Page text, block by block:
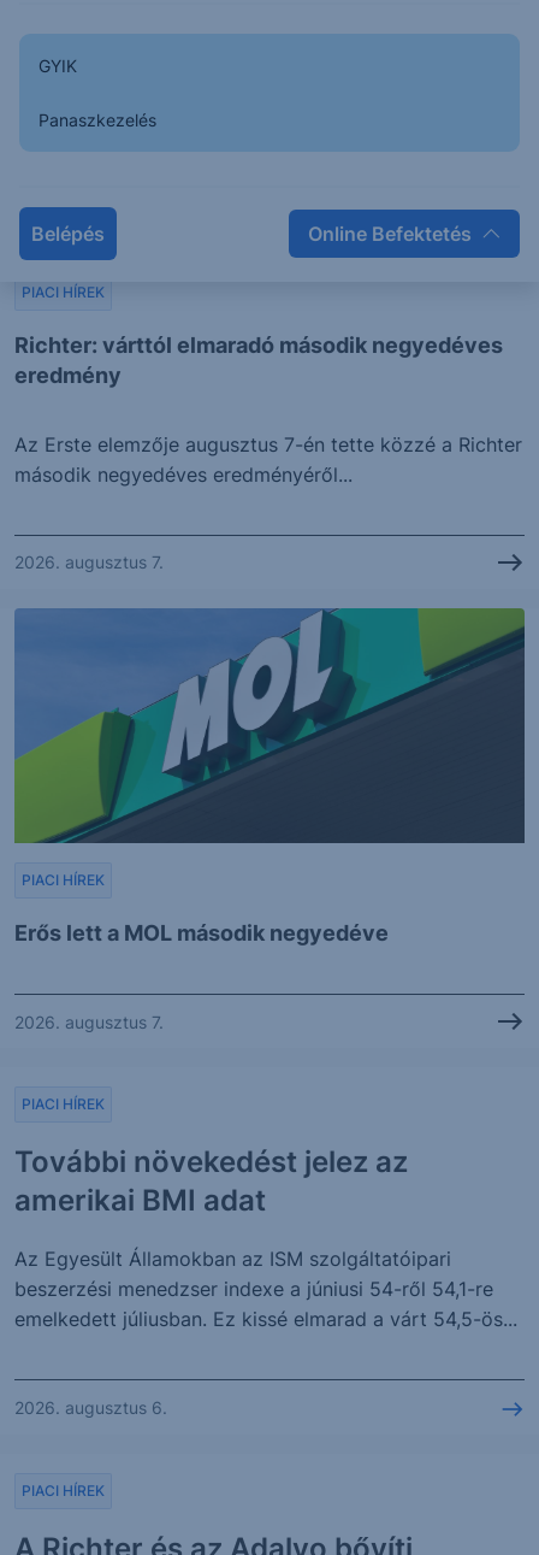
GYIK
Panaszkezelés
Belépés Online Befektetés
Richter: várttól elmaradó második negyedéves
eredmény
PIACI HÍREK
Az Erste elemzője augusztus 7-én tette közzé a Richter
második negyedéves eredményéről...
2026. augusztus 7.
Erős lett a MOL második negyedéve
PIACI HÍREK
2026. augusztus 7.
További növekedést jelez az
amerikai BMI adat
PIACI HÍREK
Az Egyesült Államokban az ISM szolgáltatóipari
beszerzési menedzser indexe a júniusi 54-ről 54,1-re
emelkedett júliusban. Ez kissé elmarad a várt 54,5-ös...
2026. augusztus 6.
PIACI HÍREK